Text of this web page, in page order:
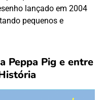
lançado em 2004
pequenos e
Peppa Pig e entre